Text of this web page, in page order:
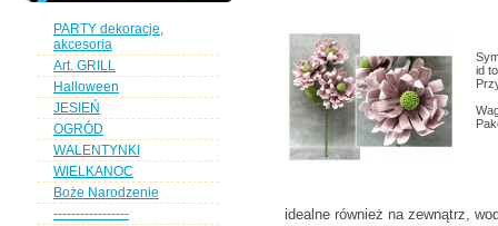
PARTY dekoracje,
akcesoria
Art. GRILL
Halloween
JESIEŃ
OGRÓD
WALENTYNKI
WIELKANOC
Boże Narodzenie
-----------------
id
idealne również na zewnątrz,